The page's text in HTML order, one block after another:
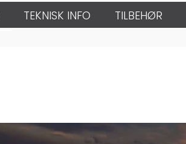
TEKNISK INFO TILBEHØR